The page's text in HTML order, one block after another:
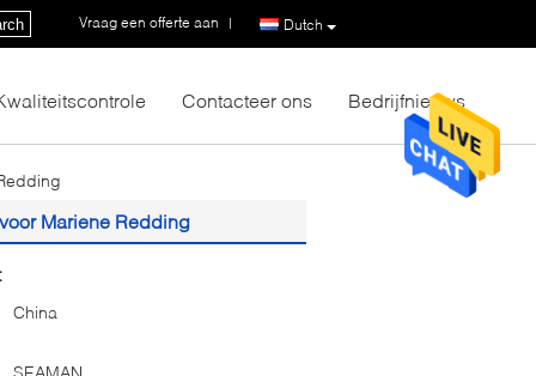
Dutch
Vraag een offerte aan |
Contacteer ons Bedrijfnieuws
Mariene Redding
China
SEAMAN